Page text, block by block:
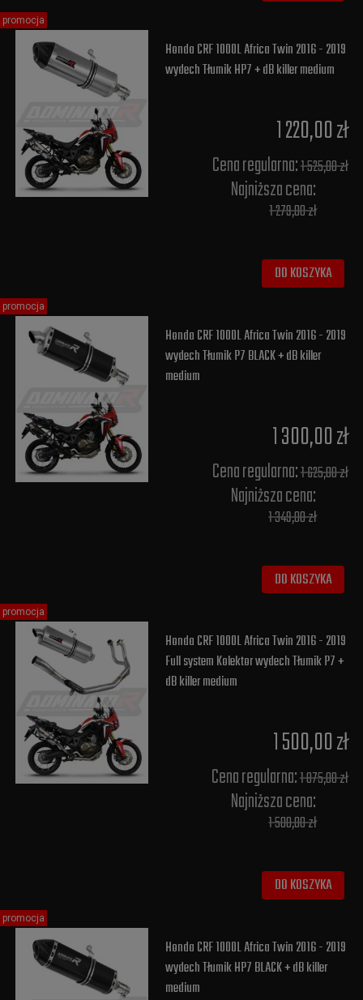
Honda CRF 1000L Africa Twin 2016 - 2019
wydech Tłumik HP7 + dB killer medium
1 220,00 zł
Cena regularna:1 525,00 zł
Najniższa cena:
1 279,00 zł
DO KOSZYKA
promocja
Honda CRF 1000L Africa Twin 2016 - 2019
wydech Tłumik P7 BLACK + dB killer
medium
1 300,00 zł
Cena regularna:1 625,00 zł
Najniższa cena:
1 349,00 zł
DO KOSZYKA
promocja
Honda CRF 1000L Africa Twin 2016 - 2019
Full system Kolektor wydech Tłumik P7 +
dB killer medium
1 500,00 zł
Cena regularna:1 875,00 zł
Najniższa cena:
1 500,00 zł
DO KOSZYKA
promocja
Honda CRF 1000L Africa Twin 2016 - 2019
wydech Tłumik HP7 BLACK + dB killer
medium
promocja